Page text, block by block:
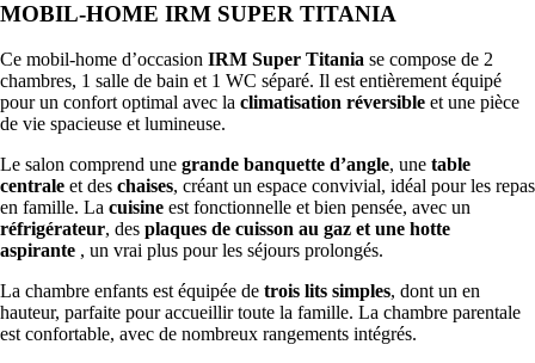
MOBIL-HOME IRM SUPER TITANIA
Ce mobil-home d’occasion IRM Super Titania se compose de 2
chambres, 1 salle de bain et 1 WC séparé. Il est entièrement équipé
pour un confort optimal avec la climatisation réversible et une pièce
de vie spacieuse et lumineuse.
Le salon comprend une grande banquette d’angle, une table
centrale et des chaises, créant un espace convivial, idéal pour les repas
en famille. La cuisine est fonctionnelle et bien pensée, avec un
réfrigérateur, des plaques de cuisson au gaz et une hotte
aspirante , un vrai plus pour les séjours prolongés.
La chambre enfants est équipée de trois lits simples, dont un en
hauteur, parfaite pour accueillir toute la famille. La chambre parentale
est confortable, avec de nombreux rangements intégrés.